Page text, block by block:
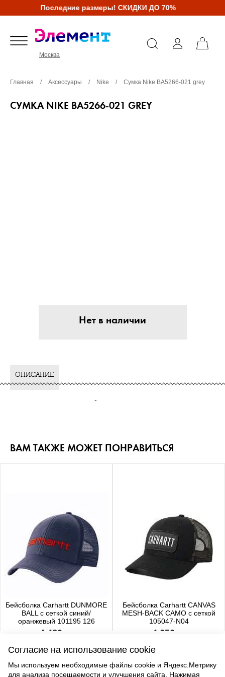
Последние размеры! СКИДКИ ДО 70%
Москва
Главная / Аксессуары / Nike / Сумка Nike BA5266-021 grey
СУМКА NIKE BA5266-021 GREY
Нет в наличии
ОПИСАНИЕ
-
ВАМ ТАКЖЕ МОЖЕТ ПОНРАВИТЬСЯ
Бейсболка Carhartt DUNMORE
BALL с сеткой синий/
оранжевый 101195 126
4 480 р.
Бейсболка Carhartt CANVAS
MESH-BACK CAMO с сеткой
105047-N04
4 650 р.
Согласие на использование cookie
Мы используем необходимые файлы cookie и Яндекс.Метрику
для анализа посещаемости и улучшения сайта. Нажимая